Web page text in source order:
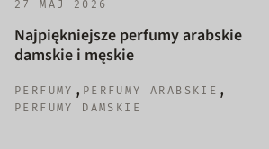
27 MAJ 2026
Najpiękniejsze perfumy arabskie
damskie i męskie
PERFUMY , PERFUMY ARABSKIE ,
PERFUMY DAMSKIE